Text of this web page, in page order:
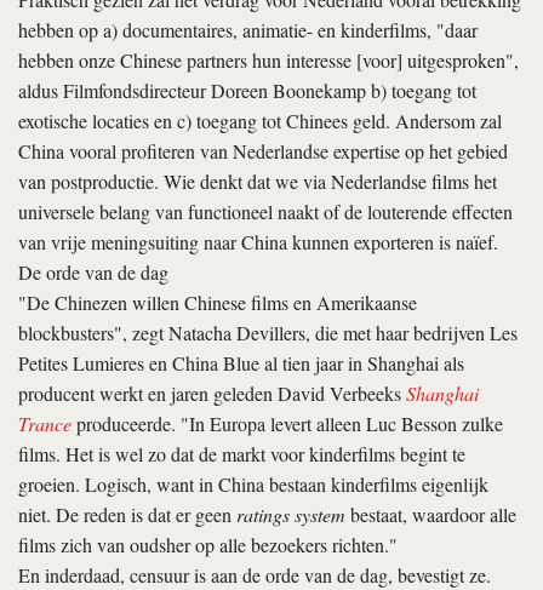
hebben op a) documentaires, animatie- en kinderfilms, "daar
hebben onze Chinese partners hun interesse [voor] uitgesproken",
aldus Filmfondsdirecteur Doreen Boonekamp b) toegang tot
exotische locaties en c) toegang tot Chinees geld. Andersom zal
China vooral profiteren van Nederlandse expertise op het gebied
van postproductie. Wie denkt dat we via Nederlandse films het
universele belang van functioneel naakt of de louterende effecten
van vrije meningsuiting naar China kunnen exporteren is naïef.
De orde van de dag
"De Chinezen willen Chinese films en Amerikaanse
blockbusters", zegt Natacha Devillers, die met haar bedrijven Les
Petites Lumieres en China Blue al tien jaar in Shanghai als
producent werkt en jaren geleden David VerbeeksShanghai
Tranceproduceerde. "In Europa levert alleen Luc Besson zulke
films. Het is wel zo dat de markt voor kinderfilms begint te
groeien. Logisch, want in China bestaan kinderfilms eigenlijk
niet. De reden is dat er geenratings system bestaat, waardoor alle
films zich van oudsher op alle bezoekers richten."
En inderdaad, censuur is aan de orde van de dag, bevestigt ze.